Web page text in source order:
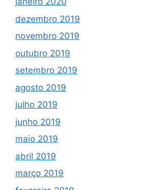
dezembro 2019
novembro 2019
outubro 2019
setembro 2019
agosto 2019
julho 2019
junho 2019
maio 2019
abril 2019
março 2019